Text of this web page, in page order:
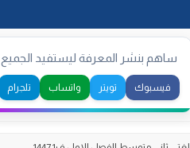
to
content
ساهم بنشر المعرفة ليستفيد الجميع
فيسبوك تويتر واتساب تلجرام